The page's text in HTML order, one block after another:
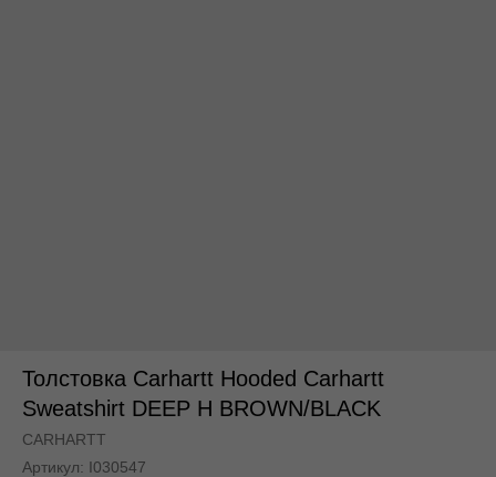
Толстовка Carhartt Hooded Carhartt
Sweatshirt DEEP H BROWN/BLACK
CARHARTT
Артикул: I030547